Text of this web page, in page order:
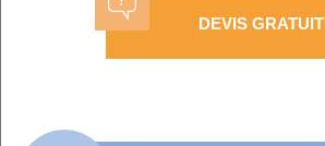
DEVIS GRATUIT